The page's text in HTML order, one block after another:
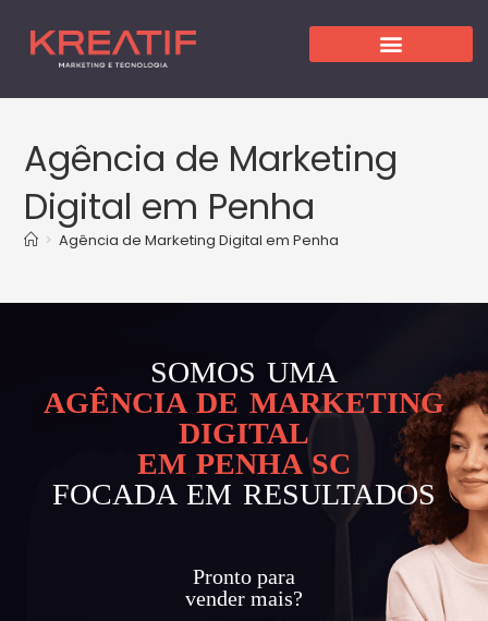
Agência de Marketing
Digital em Penha
> Agência de Marketing Digital em Penha
SOMOS UMA
AGÊNCIA DE MARKETING
DIGITAL
EM PENHA SC
FOCADA EM RESULTADOS
Pronto para
vender mais?